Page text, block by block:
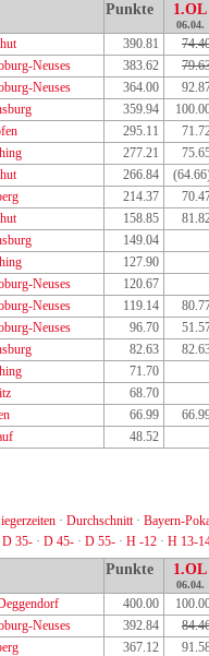
Punkte 1.OL
06.04.
390.81
Neuses 383.62
Neuses 364.00
359.94
295.11
277.21
266.84
214.37
158.85
149.04
127.90
Neuses
120.67
Neuses 119.14
Neuses 96.70
82.63
71.70
68.70
66.99
48.52
· Durchschnitt· Bayern-
D 35- · D 45- · D 55- · H -12 · H 13-
Punkte 1.OL
06.04.
400.00
Neuses 392.84
367.12